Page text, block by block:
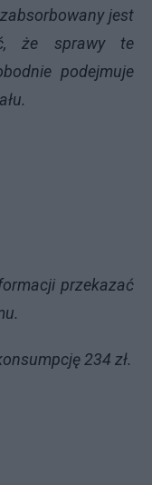
jest
że sprawy te
podejmuje
przekazać
234 zł.